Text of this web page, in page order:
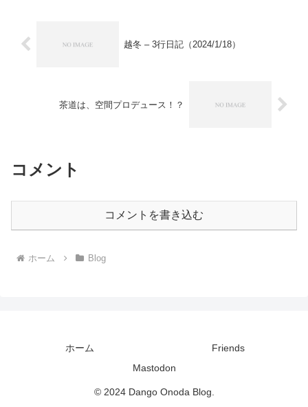
越冬 – 3行日記（2024/1/18）
茶道は、空間プロデュース！？
コメント
コメントを書き込む
ホーム Blog
ホーム
Friends
Mastodon
© 2024 Dango Onoda Blog.